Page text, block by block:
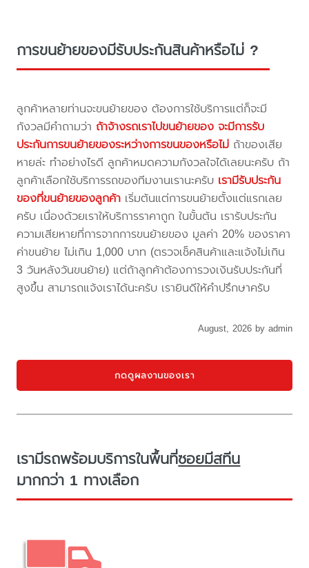
การขนย้ายของมีรับประกันสินค้าหรือไม่ ?
ลูกค้าหลายท่านจะขนย้ายของ ต้องการใช้บริการแต่ก็จะมี
กังวลมีคำถามว่า ถ้าจ้างรถเราไปขนย้ายของ จะมีการรับ
ประกันการขนย้ายของระหว่างการขนของหรือไม่ ถ้าของเสีย
หายล่ะ ทำอย่างไรดี ลูกค้าหมดความกังวลใจได้เลยนะครับ ถ้า
ลูกค้าเลือกใช้บริการรถของทีมงานเรานะครับ เรามีรับประกัน
ของที่ขนย้ายของลูกค้า เริ่มต้นแต่การขนย้ายตั้งแต่แรกเลย
ครับ เนื่องด้วยเราให้บริการราคาถูก ในขั้นต้น เรารับประกัน
ความเสียหายที่การจากการขนย้ายของ มูลค่า 20% ของราคา
ค่าขนย้าย ไม่เกิน 1,000 บาท (ตรวจเช็คสินค้าและแจ้งไม่เกิน
3 วันหลังวันขนย้าย) แต่ถ้าลูกค้าต้องการวงเงินรับประกันที่
สูงขึ้น สามารถแจ้งเราได้นะครับ เรายินดีให้คำปรึกษาครับ
August, 2026 by admin
กดดูผลงานของเรา
เรามีรถพร้อมบริการในพื้นที่ซอยมีสทีน
มากกว่า 1 ทางเลือก